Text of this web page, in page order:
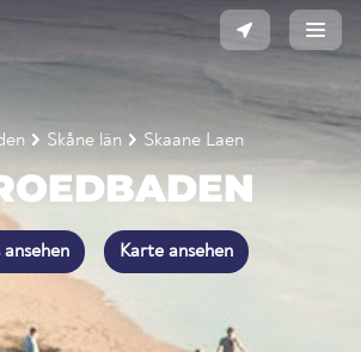
Skåne län Skaane Laen
ansehen Karte ansehen